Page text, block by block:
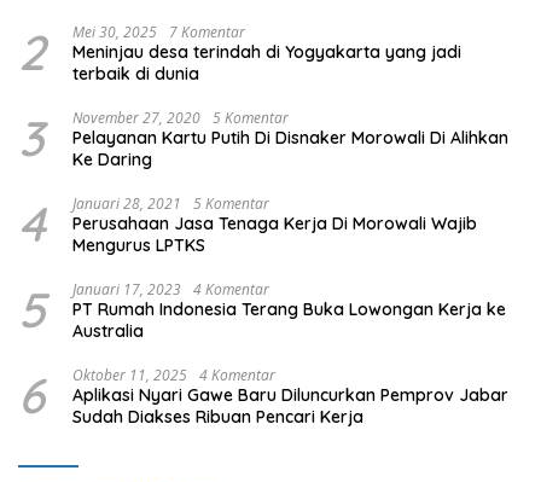
2 Mei 30, 2025 7 Komentar
Meninjau desa terindah di Yogyakarta yang jadi
terbaik di dunia
3 November 27, 2020 5 Komentar
Pelayanan Kartu Putih Di Disnaker Morowali Di Alihkan
Ke Daring
4 Januari 28, 2021 5 Komentar
Perusahaan Jasa Tenaga Kerja Di Morowali Wajib
Mengurus LPTKS
5 Januari 17, 2023 4 Komentar
PT Rumah Indonesia Terang Buka Lowongan Kerja ke
Australia
6 Oktober 11, 2025 4 Komentar
Aplikasi Nyari Gawe Baru Diluncurkan Pemprov Jabar
Sudah Diakses Ribuan Pencari Kerja